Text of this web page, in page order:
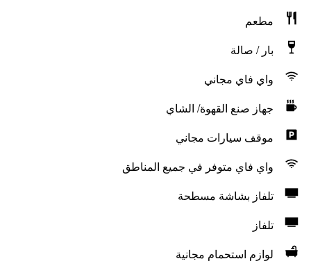
مطعم
بار / صالة
واي فاي مجاني
جهاز صنع القهوة/ الشاي
موقف سيارات مجاني
واي فاي متوفر في جميع المناطق
تلفاز بشاشة مسطحة
تلفاز
لوازم استحمام مجانية